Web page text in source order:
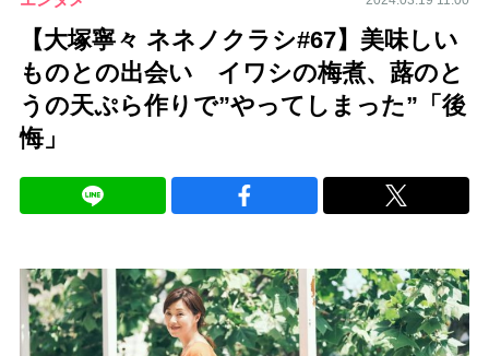
【大塚寧々 ネネノクラシ#67】美味しい
ものとの出会い イワシの梅煮、蕗のと
うの天ぷら作りで”やってしまった”「後
悔」